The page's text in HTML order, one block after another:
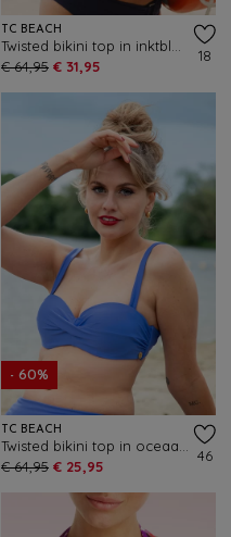
TC BEACH
€ 64,95 € 31,95
18
- 60%
TC BEACH
€ 64,95 € 25,95
46